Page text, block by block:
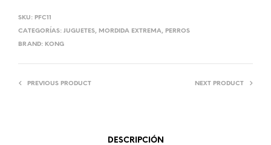
SKU: PFC11
CATEGORÍAS: JUGUETES, MORDIDA EXTREMA, PERROS
BRAND: KONG
PREVIOUS PRODUCT NEXT PRODUCT
DESCRIPCIÓN